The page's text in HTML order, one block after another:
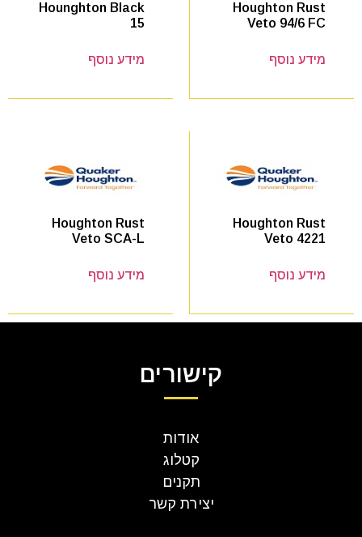
Houghton Rust
Veto 94/6 FC
מידע נוסף
Hounghton Black
15
מידע נוסף
Houghton Rust
Veto 4221
מידע נוסף
Houghton Rust
Veto SCA-L
מידע נוסף
קישורים
אודות
קטלוג
תקנים
יצירת קשר